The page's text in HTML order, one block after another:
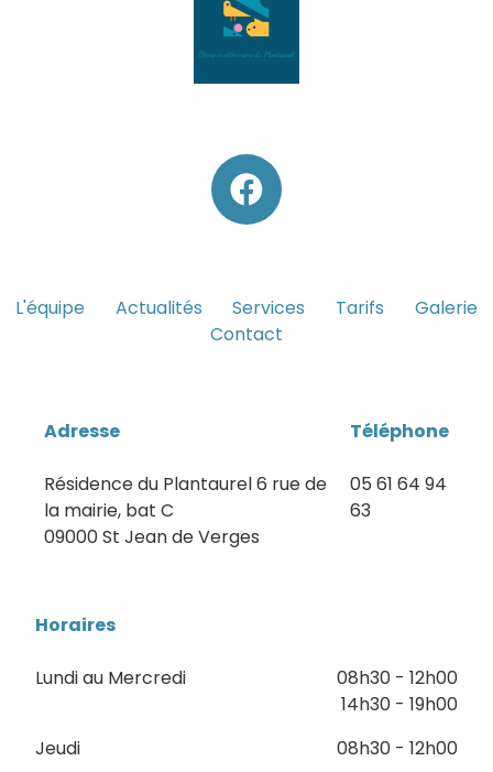
L'équipe Actualités Services Tarifs
Galerie
Contact
Adresse
Résidence du Plantaurel 6 rue de
la mairie, bat C
09000 St Jean de Verges
Téléphone
05 61 64 94
63
Horaires
Lundi au Mercredi
08h30 - 12h00
14h30 - 19h00
Jeudi
08h30 - 12h00